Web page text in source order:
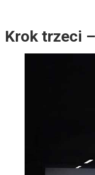
Krok trzeci